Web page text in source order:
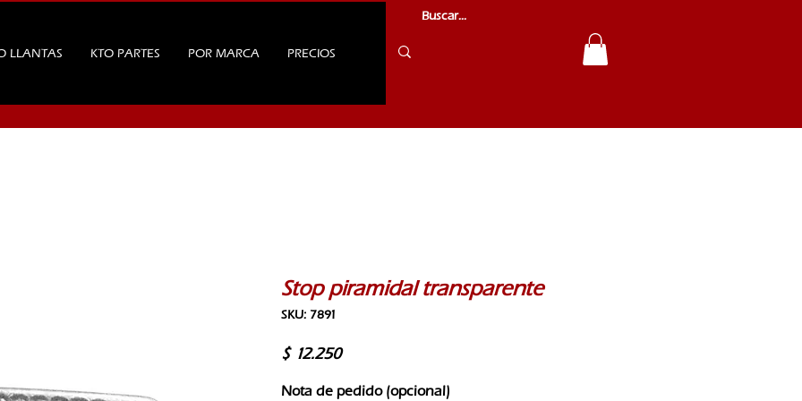
LLANTAS KTO PARTES POR MARCA PRECIOS
Stop piramidal transparente
SKU: 7891
$ 12.250Precio
Nota de pedido (opcional)